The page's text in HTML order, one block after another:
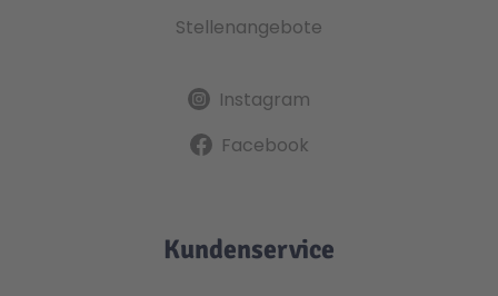
Stellenangebote
Instagram
Facebook
Kundenservice